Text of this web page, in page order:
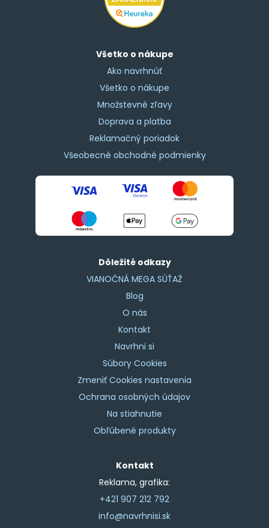
Všetko o nákupe
Ako navrhnúť
Všetko o nákupe
Množstevné zľavy
Doprava a platba
Reklamačný poriadok
Všeobecné obchodné podmienky
Dôležité odkazy
VIANOČNÁ MEGA SÚŤAŽ
Blog
O nás
Kontakt
Navrhni si
Súbory Cookies
Zmeniť Cookies nastavenia
Ochrana osobných údajov
Na stiahnutie
Obľúbené produkty
Kontakt
Reklama, grafika:
+421 907 212 792
info@navrhnisi.sk